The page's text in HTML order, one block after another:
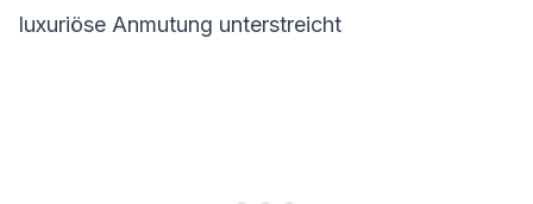
luxuriöse Anmutung unterstreicht